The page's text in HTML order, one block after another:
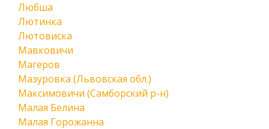
Любша
Лютинка
Лютовиска
Мавковичи
Магеров
Мазуровка (Львовская обл.)
Максимовичи (Самборский р-н)
Малая Белина
Малая Горожанна